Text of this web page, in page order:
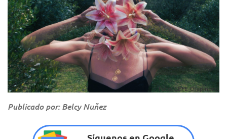
Foto: CEFE Chapinero.
Publicado por: Belcy Nuñez